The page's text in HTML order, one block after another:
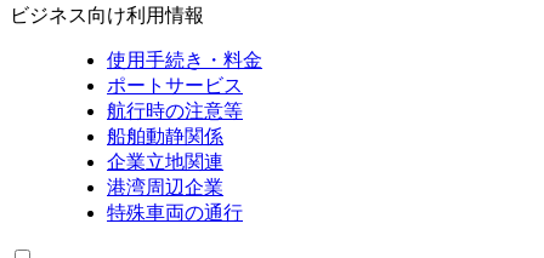
ビジネス向け利用情報
使用手続き・料金
ポートサービス
航行時の注意等
船舶動静関係
企業立地関連
港湾周辺企業
特殊車両の通行